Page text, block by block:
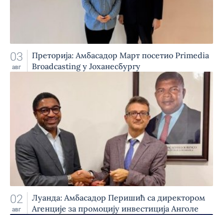
03
авг
Преторија: Амбасадор Март посетио Primedia
Broadcasting у Јоханесбургу
02
авг
Луанда: Амбасадор Перишић са директором
Агенције за промоцију инвестиција Анголе